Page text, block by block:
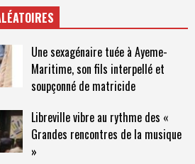
Une sexagénaire tuée à Ayeme-
Maritime, son fils interpellé et
soupçonné de matricide
Libreville vibre au rythme des «
Grandes rencontres de la musique
»